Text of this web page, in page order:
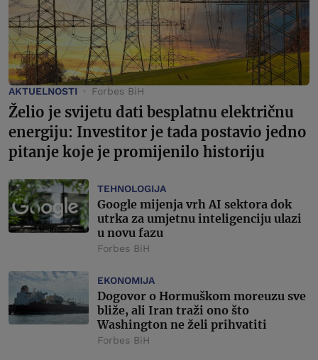
AKTUELNOSTI Forbes BiH
Želio je svijetu dati besplatnu električnu
energiju: Investitor je tada postavio jedno
pitanje koje je promijenilo historiju
TEHNOLOGIJA
Google mijenja vrh AI sektora dok
utrka za umjetnu inteligenciju ulazi
u novu fazu
Forbes BiH
EKONOMIJA
Dogovor o Hormuškom moreuzu sve
bliže, ali Iran traži ono što
Washington ne želi prihvatiti
Forbes BiH